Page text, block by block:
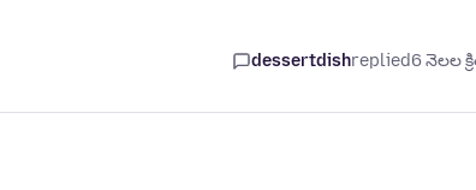
dessertdishreplied6 నెలల